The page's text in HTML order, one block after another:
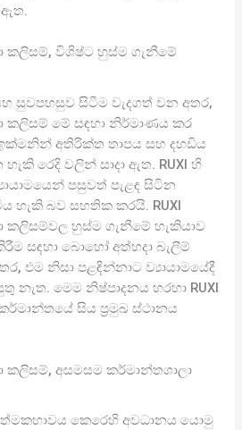
ඇත.
කලිසම්, විශිෂ්ට හුස්ම ගැනීමේ
සුවපහසුව සිටීම වැදගත් වන අතර,
කලිසම් මේ සඳහා නිර්මාණය කර
ඉක්මනින් අතිරික්ත තාපය සහ දහඩිය
රෙදි වලින් සාදා ඇත. RUXI හි
පසුවත් පැළඳ සිටින
හැකි බව සහතික කරයි. RUXI
කලිසම්වල හුස්ම ගැනීමේ හැකියාව
සඳහා බොහෝ අත්හදා බැලීම්
එම නිසා පළඳින්නාට ව්‍යායාමයේදී
නැත. මෙම නිෂ්පාදනය හරහා RUXI
සිය ප්‍රමුඛ ස්ථානය
කලිසම්, අසමසම කර්මාන්තශාලා
කෙරෙහි අවධානය යොමු